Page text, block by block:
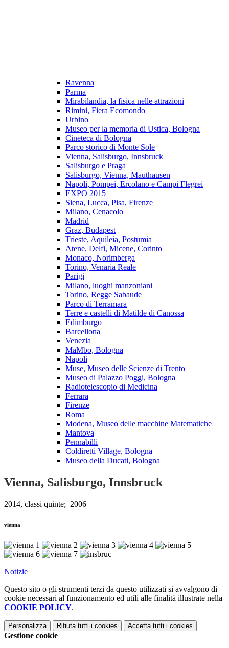
Ravenna
Parma
Mirabilandia, la fisica nelle attrazioni
Rimini, Fiera Ecomondo
Urbino
Museo per la memoria di Ustica, Bologna
Cineteca di Bologna
Parco storico di Monte Sole
Vienna, Salisburgo, Innsbruck
Salisburgo e Praga
Salisburgo, Vienna, Mauthausen
Napoli, Pompei, Ercolano e Campi Flegrei
EXPO 2015
Siena, Lucca, Pisa, Firenze
Milano, Cenacolo
Madrid
Graz, Budapest
Trieste, Aquileia, Postumia
Atene, Delfi, Micene, Corinto
Monaco, Norimberga
Torino, Venaria Reale
Parigi
Milano, luoghi manzoniani
Torino, Regge Sabaude
Parco di Terramara
Terre e castelli di Matilde di Canossa
Edimburgo
Barcellona
Venezia
MaMbo, Bologna
Napoli
Muse, Museo delle Scienze di Trento
Museo di Palazzo Poggi, Bologna
Radiotelescopio di Medicina
Ferrara
Firenze
Roma
Modena, Museo delle macchine Matematiche
Mantova
Pennabilli
Coldiretti Village, Bologna
Museo della Ducati, Bologna
Vienna, Salisburgo, Innsbruck
2014, classi quinte; 2006
vienna
Notizie
Questo sito o gli strumenti terzi da questo utilizzati si avvalgono di
cookie necessari al funzionamento ed utili alle finalità illustrate nella
COOKIE POLICY.
Personalizza Rifiuta tutti i cookies Accetta tutti i cookies
Gestione cookie